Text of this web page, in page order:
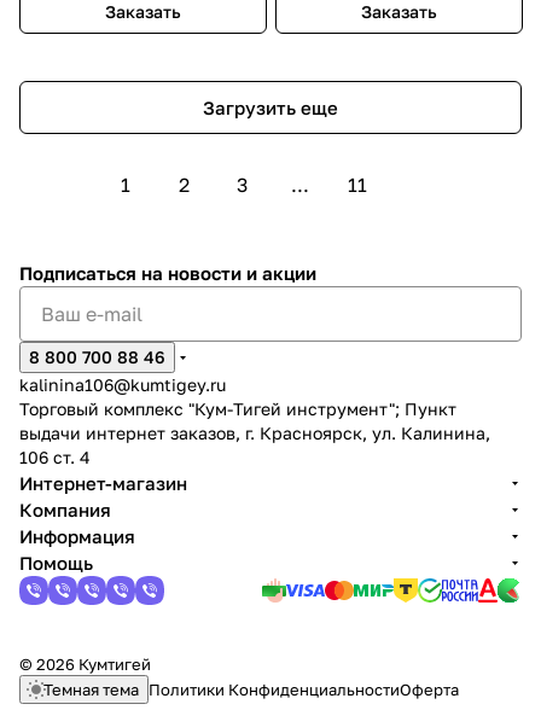
Заказать Заказать
Загрузить еще
1 2 3 ... 11
Подписаться на новости и акции
8 800 700 88 46
kalinina106@kumtigey.ru
Торговый комплекс "Кум-Тигей инструмент"; Пункт
выдачи интернет заказов, г. Красноярск, ул. Калинина,
106 ст. 4
Интернет-магазин
Компания
Информация
Помощь
© 2026 Кумтигей
Темная тема Политики КонфиденциальностиОферта